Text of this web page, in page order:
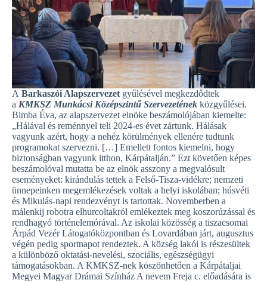
A Barkaszói Alapszervezet gyűlésével megkezdődtek
a KMKSZ Munkácsi Középszintű Szervezetének közgyűlései.
Bimba Éva, az alapszervezet elnöke beszámolójában kiemelte:
„Hálával és reménnyel teli 2024-es évet zártunk. Hálásak
vagyunk azért, hogy a nehéz körülmények ellenére tudtunk
programokat szervezni. […] Emellett fontos kiemelni, hogy
biztonságban vagyunk itthon, Kárpátalján.” Ezt követően képes
beszámolóval mutatta be az elnök asszony a megvalósult
eseményeket: kirándulás tettek a Felső-Tisza-vidékre; nemzeti
ünnepeinken megemlékezések voltak a helyi iskolában; húsvéti
és Mikulás-napi rendezvényt is tartottak. Novemberben a
málenkij robotra elhurcoltakról emlékeztek meg koszorúzással és
rendhagyó történelemórával. Az iskolai közösség a tiszacsomai
Árpád Vezér Látogatóközpontban és Lovardában járt, augusztus
végén pedig sportnapot rendeztek. A község lakói is részesültek
a különböző oktatási-nevelési, szociális, egészségügyi
támogatásokban. A KMKSZ-nek köszönhetően a Kárpátaljai
Megyei Magyar Drámai Színház A nevem Freja c. előadására is